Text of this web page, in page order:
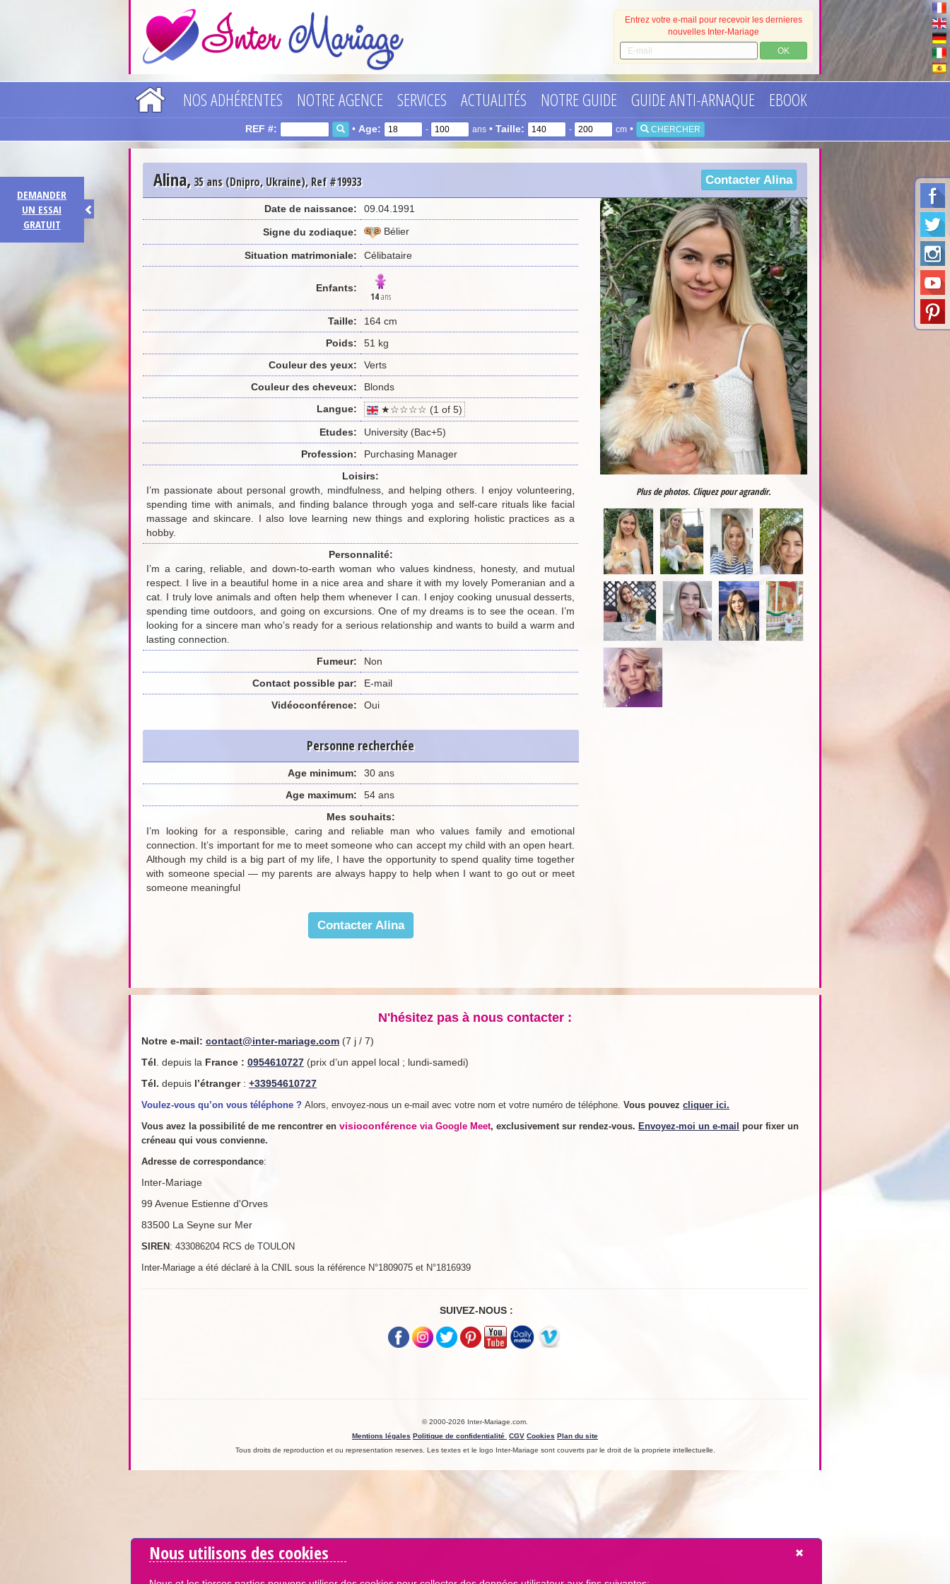
Entrez votre e-mail pour recevoir les dernieres
nouvelles Inter-Mariage
OK
NOS ADHÉRENTES NOTRE AGENCE SERVICES ACTUALITÉS NOTRE GUIDE GUIDE ANTI-ARNAQUE EBOOK
REF #: • Age: - ans • Taille: - cm • CHERCHER
Alina, 35 ans (Dnipro, Ukraine), Ref #19933 Contacter Alina
Date de naissance: 09.04.1991
Signe du zodiaque: Bélier
Situation matrimoniale: Célibataire
Enfants:
14ans
Taille:
164 cm
Poids:
51 kg
Couleur des yeux:
Verts
Couleur des cheveux:
Blonds
Langue:
★☆☆☆☆ (1 of 5)
Etudes:
University (Bac+5)
Profession:
Purchasing Manager
Loisirs:
I’m passionate about personal growth, mindfulness, and helping others. I enjoy volunteering,
spending time with animals, and finding balance through yoga and self-care rituals like facial
massage and skincare. I also love learning new things and exploring holistic practices as a
hobby.
Personnalité:
I’m a caring, reliable, and down-to-earth woman who values kindness, honesty, and mutual
respect. I live in a beautiful home in a nice area and share it with my lovely Pomeranian and a
cat. I truly love animals and often help them whenever I can. I enjoy cooking unusual desserts,
spending time outdoors, and going on excursions. One of my dreams is to see the ocean. I’m
looking for a sincere man who’s ready for a serious relationship and wants to build a warm and
lasting connection.
Fumeur:
Non
Contact possible par:
E-mail
Vidéoconférence:
Oui
Personne recherchée
Age minimum:
30 ans
Age maximum:
54 ans
Mes souhaits:
I’m looking for a responsible, caring and reliable man who values family and emotional
connection. It’s important for me to meet someone who can accept my child with an open heart.
Although my child is a big part of my life, I have the opportunity to spend quality time together
with someone special — my parents are always happy to help when I want to go out or meet
someone meaningful
Contacter Alina
Plus de photos. Cliquez pour agrandir.
N'hésitez pas à nous contacter :
Notre e-mail: contact@inter-mariage.com (7 j / 7)
Tél . depuis la France : 0954610727 (prix d’un appel local ; lundi-samedi)
Tél. depuis l’étranger: +33954610727
Voulez-vous qu’on vous téléphone ? Alors, envoyez-nous un e-mail avec votre nom et votre numéro de téléphone. Vous pouvez cliquer ici.
Vous avez la possibilité de me rencontrer en visioconférence via Google Meet, exclusivement sur rendez-vous. Envoyez-moi un e-mail pour fixer un
créneau qui vous convienne.
Adresse de correspondance:
Inter-Mariage
99 Avenue Estienne d'Orves
83500 La Seyne sur Mer
SIREN : 433086204 RCS de TOULON
Inter-Mariage a été déclaré à la CNIL sous la référence N°1809075 et N°1816939
SUIVEZ-NOUS :
© 2000-2026 Inter-Mariage.com.
Mentions légales Politique de confidentialité CGV Cookies Plan du site
Tous droits de reproduction et ou representation reserves. Les textes et le logo Inter-Mariage sont couverts par le droit de la propriete intellectuelle.
DEMANDER
UN ESSAI
GRATUIT
Nous utilisons des cookies